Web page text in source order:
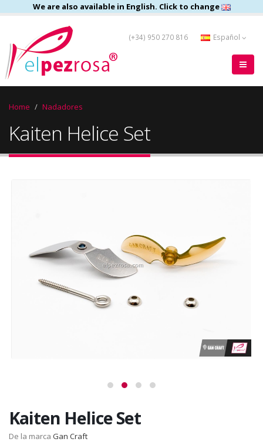
We are also available in English. Click to change
(+34) 950 270 816 Español
Home Nadadores
Kaiten Helice Set
Kaiten Helice Set
De la marca Gan Craft